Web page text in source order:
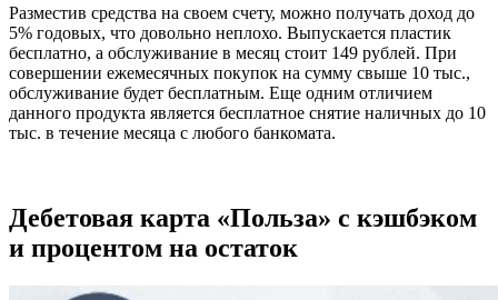
Разместив средства на своем счету, можно получать доход до
5% годовых, что довольно неплохо. Выпускается пластик
бесплатно, а обслуживание в месяц стоит 149 рублей. При
совершении ежемесячных покупок на сумму свыше 10 тыс.,
обслуживание будет бесплатным. Еще одним отличием
данного продукта является бесплатное снятие наличных до 10
тыс. в течение месяца с любого банкомата.
Дебетовая карта «Польза» с кэшбэком
и процентом на остаток